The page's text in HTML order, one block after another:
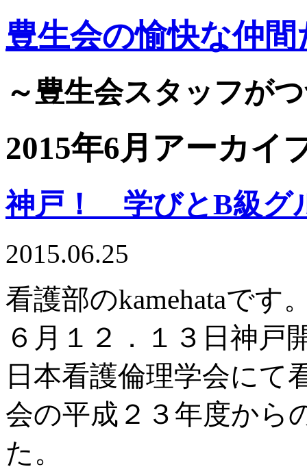
豊生会の愉快な仲間
～豊生会スタッフが
2015年6月アーカイ
神戸！ 学びとB級グ
2015.06.25
看護部のkamehataです
６月１２．１３日神戸
日本看護倫理学会にて
会の平成２３年度から
た。